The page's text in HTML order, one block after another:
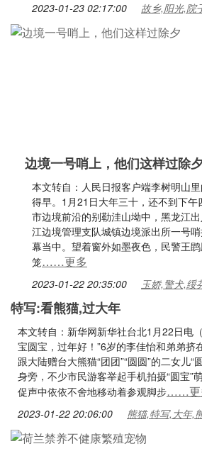
2023-01-23 02:17:00 故乡,阳光,院
边境一号哨上，他们这样过除
本文转自：人民日报客户端李树明山
得早。1月21日大年三十，还不到下
市边境前沿的别勒洼山坳中，黑龙江
江边境管理支队城镇边境派出所一号
幕当中。望着窗外如墨夜色，民警王
笼……更多
2023-01-22 20:35:00 玉娇,警犬,绥
特写:看熊猫,过大年
本文转自：新华网新华社台北1月22日电
宝圆宝，过年好！”6岁的李佳怡和弟弟挤
跟大陆赠台大熊猫“团团”“圆圆”的二女儿“
身旁，不少市民游客举起手机拍摄“圆宝”
促声中依依不舍地移动着参观脚步……更
2023-01-22 20:06:00 熊猫,特写,大年,